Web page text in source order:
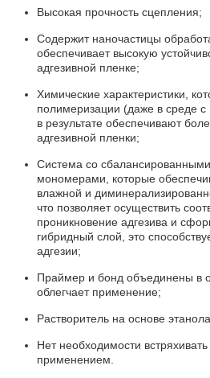
Высокая прочность сцепления;
Содержит наночастицы
обеспечивает высокую
адгезивной пленке;
Химические характеристики,
полимеризации (даже в среде
в результате обеспечивают
адгезивной пленки;
Система со
мономерами, которые
влажной и
что позволяет осуществить
проникновение адгезива и
гибридный слой, это
адгезии;
Праймер и бонд объединены в
облегчает применение;
Растворитель на основе
Нет необходимости
применением.